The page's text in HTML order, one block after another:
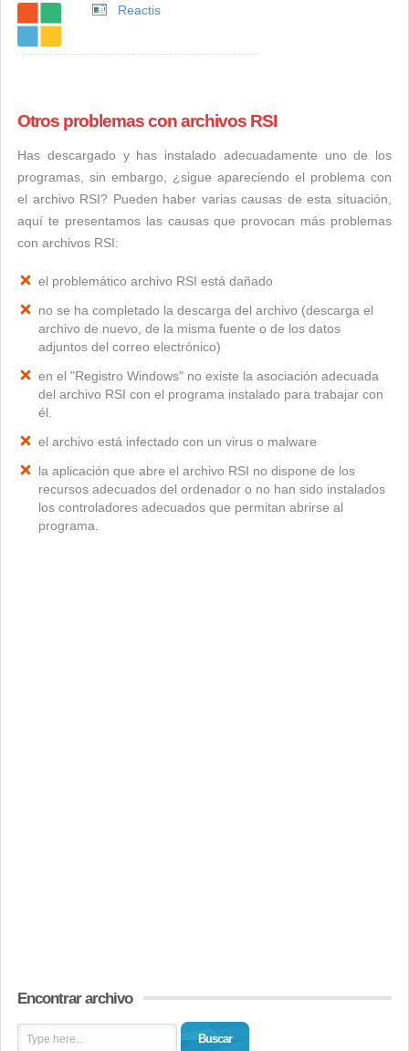
Reactis
Otros problemas con archivos RSI
Has descargado y has instalado adecuadamente uno de los
programas, sin embargo, ¿sigue apareciendo el problema con
el archivo RSI? Pueden haber varias causas de esta situación,
aquí te presentamos las causas que provocan más problemas
con archivos RSI:
el problemático archivo RSI está dañado
no se ha completado la descarga del archivo (descarga el
archivo de nuevo, de la misma fuente o de los datos
adjuntos del correo electrónico)
en el "Registro Windows" no existe la asociación adecuada
del archivo RSI con el programa instalado para trabajar con
él.
el archivo está infectado con un virus o malware
la aplicación que abre el archivo RSI no dispone de los
recursos adecuados del ordenador o no han sido instalados
los controladores adecuados que permitan abrirse al
programa.
Encontrar archivo
Buscar